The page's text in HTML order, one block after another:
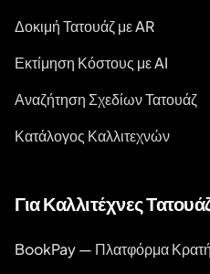
Δοκιμή Τατουάζ με AR
Εκτίμηση Κόστους με AI
Αναζήτηση Σχεδίων Τατουάζ
Κατάλογος Καλλιτεχνών
Για Καλλιτέχνες
BookPay — Πλατφόρμα